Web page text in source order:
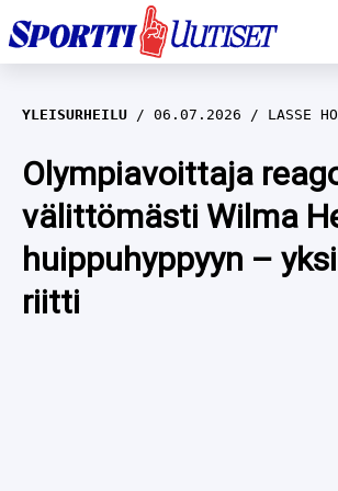
EM-YLEISURHEILU
JÄÄKIEKKO
YLEISURHEILU
WILMA HELTELÄ
TALVILAJIT
YLEISURHEILU 06.07.2026 LASSE
Olympiavoittaja
välittömästi Wilma
huippuhyppyyn –
riitti